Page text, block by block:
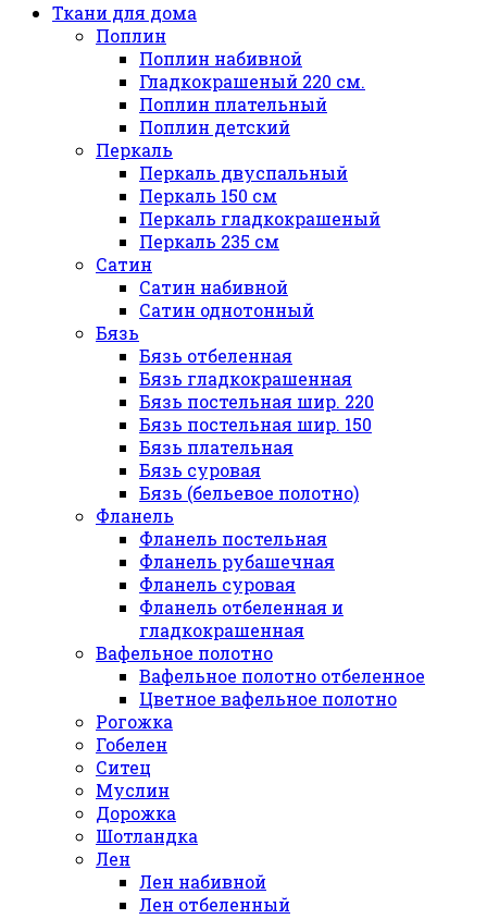
Ткани для дома
Поплин
Поплин набивной
Гладкокрашеный 220 см.
Поплин плательный
Поплин детский
Перкаль
Перкаль двуспальный
Перкаль 150 см
Перкаль гладкокрашеный
Перкаль 235 см
Сатин
Сатин набивной
Сатин однотонный
Бязь
Бязь отбеленная
Бязь гладкокрашенная
Бязь постельная шир. 220
Бязь постельная шир. 150
Бязь плательная
Бязь суровая
Бязь (бельевое полотно)
Фланель
Фланель постельная
Фланель рубашечная
Фланель суровая
Фланель отбеленная и
гладкокрашенная
Вафельное полотно
Вафельное полотно отбеленное
Цветное вафельное полотно
Рогожка
Гобелен
Ситец
Муслин
Дорожка
Шотландка
Лен
Лен набивной
Лен отбеленный